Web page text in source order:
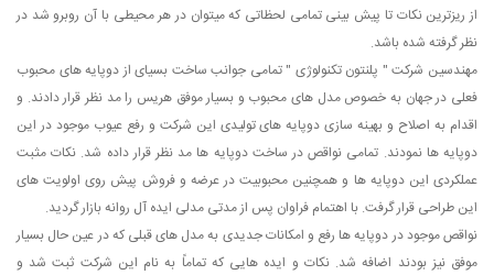
از ریزترین نکات تا پیش بینی تمامی لحظاتی که میتوان در هر محیطی با آن روبرو شد در
نظر گرفته شده باشد.
مهندسین شرکت " پلنتون تکنولوژی " تمامی جوانب ساخت بسیای از دوپایه های محبوب
فعلی در جهان به خصوص مدل های محبوب و بسیار موفق هریس را مد نظر قرار دادند. و
اقدام به اصلاح و بهینه سازی دوپایه های تولیدی این شرکت و رفع عیوب موجود در این
دوپایه ها نمودند. تمامی نواقص در ساخت دوپایه ها مد نظر قرار داده شد. نکات مثبت
عملکردی این دوپایه ها و همچنین محبوبیت در عرضه و فروش پیش روی اولویت های
این طراحی قرار گرفت. با اهتمام فراوان پس از مدتی مدلی ایده آل روانه بازار گردید.
نواقص موجود در دوپایه ها رفع و امکانات جدیدی به مدل های قبلی که در عین حال بسیار
موفق نیز بودند اضافه شد. نکات و ایده هایی که تماماً به نام این شرکت ثبت شد و